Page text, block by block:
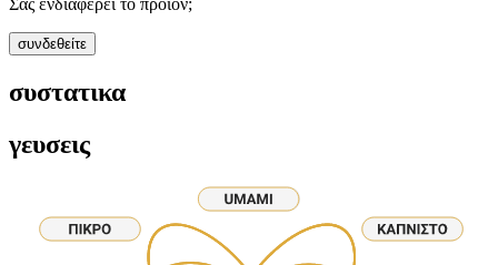
Σας ενδιαφέρει το προϊόν;
συνδεθείτε
συστατικα
γευσεις